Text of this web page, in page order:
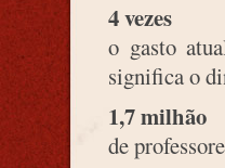
4 vezes
o gasto
significa o
1,7 milhão
de